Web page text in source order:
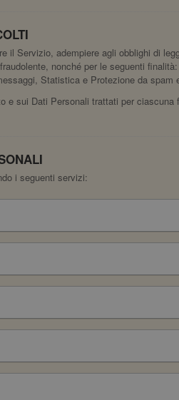
il Servizio, adempiere agli obblighi di
nonché per le seguenti
Statistica e Protezione da spam
sui Dati Personali trattati per
i seguenti servizi: